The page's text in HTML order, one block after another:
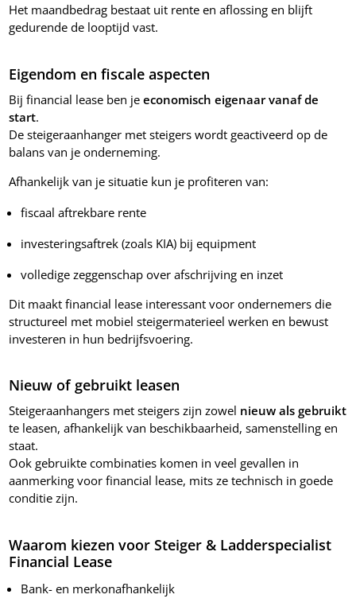
Het maandbedrag bestaat uit rente en aflossing en blijft
gedurende de looptijd vast.
Eigendom en fiscale aspecten
Bij financial lease ben jeeconomisch eigenaar vanaf de
start.
De steigeraanhanger met steigers wordt geactiveerd op de
balans van je onderneming.
Afhankelijk van je situatie kun je profiteren van:
fiscaal aftrekbare rente
investeringsaftrek (zoals KIA) bij equipment
volledige zeggenschap over afschrijving en inzet
Dit maakt financial lease interessant voor ondernemers die
structureel met mobiel steigermaterieel werken en bewust
investeren in hun bedrijfsvoering.
Nieuw of gebruikt leasen
Steigeraanhangers met steigers zijn zowel nieuw als gebruikt
te leasen, afhankelijk van beschikbaarheid, samenstelling en
staat.
Ook gebruikte combinaties komen in veel gevallen in
aanmerking voor financial lease, mits ze technisch in goede
conditie zijn.
Waarom kiezen voor Steiger & Ladderspecialist
Financial Lease
Bank- en merkonafhankelijk